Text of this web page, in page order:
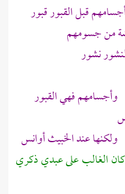
قبل القبور قبور
من جسومهم
نشور
فهي القبور
عند الخبيث أوانس
كان الغالب على عبدي ذكري